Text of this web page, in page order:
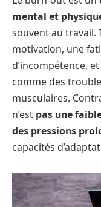
mental et
souvent au travail.
motivation, une
d’incompétence,
comme des
musculaires.
n’est pas une
des pressions
capacités